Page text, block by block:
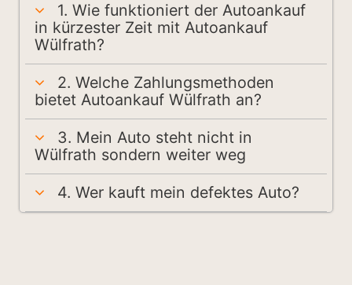
1. Wie funktioniert der Autoankauf
in kürzester Zeit mit Autoankauf
Wülfrath?
2. Welche Zahlungsmethoden
bietet Autoankauf Wülfrath an?
3. Mein Auto steht nicht in
Wülfrath sondern weiter weg
4. Wer kauft mein defektes Auto?